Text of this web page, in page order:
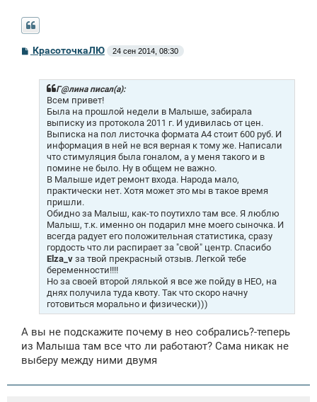
С
о
КрасоточкаЛЮ 24 сен 2014, 08:30
Г@лина писал(а):
Всем привет!
Была на прошлой недели в Малыше, забирала
выписку из протокола 2011 г. И удивилась от цен.
Выписка на пол листочка формата А4 стоит 600 руб. И
информация в ней не вся верная к тому же. Написали
что стимуляция была гоналом, а у меня такого и в
помине не было. Ну в общем не важно.
В Малыше идет ремонт входа. Народа мало,
практически нет. Хотя может это мы в такое время
пришли.
Обидно за Малыш, как-то поутихло там все. Я люблю
Малыш, т.к. именно он подарил мне моего сыночка. И
всегда радует его положительная статистика, сразу
гордость что ли распирает за "свой" центр. Спасибо
Elza_v за твой прекрасный отзыв. Легкой тебе
беременности!!!!
Но за своей второй лялькой я все же пойду в НЕО, на
днях получила туда квоту. Так что скоро начну
готовиться морально и физически)))
А вы не подскажите почему в нео собрались?-теперь
из Малыша там все что ли работают? Сама никак не
выберу между ними двумя